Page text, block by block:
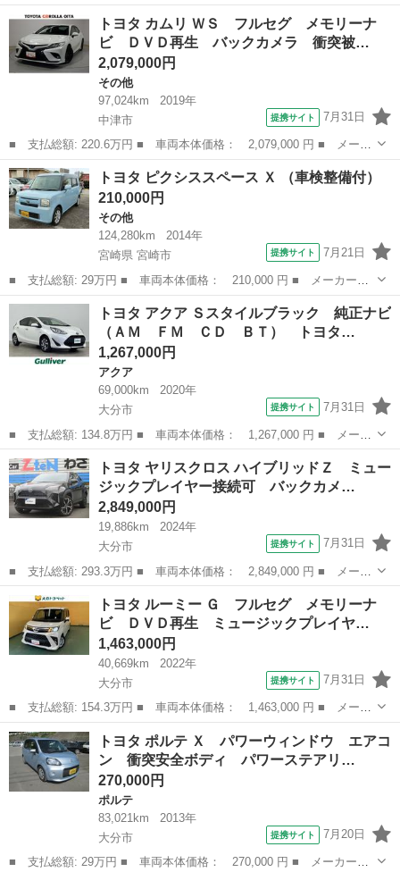
ー名： トヨタ ■ 車種名： ランドクルーザープラド ■ グレード
名： ＴＸ Ｌパッケージ ７０ｔｈアニバーサリーリミテッド 純
正ナビ（...
大分 大分市 ランドクルーザー
トヨタ カムリ ＷＳ フルセグ メモリーナ
ビ ＤＶＤ再生 バックカメラ 衝突被…
2,079,000円
その他
97,024km
2019年
中津市
提携サイト 7月31日
■ 支払総額: 220.6万円 ■ 車両本体価格： 2,079,000 円 ■ メーカ
ー名： トヨタ ■ 車種名： カムリ ■ グレード名： ＷＳ フル
セグ メモリーナビ ＤＶＤ再生 バックカメラ 衝突被害軽減シス
テム Ｅ...
大分 中津市 その他
トヨタ ピクシススペース Ｘ （車検整備付）
210,000円
その他
124,280km
2014年
宮崎県 宮崎市
提携サイト 7月21日
■ 支払総額: 29万円 ■ 車両本体価格： 210,000 円 ■ メーカー
名： トヨタ ■ 車種名： ピクシススペース ■ グレード名： Ｘ
■ 排気量： 660cc ■ ドア枚数： 5D ■ ミッション： CVT ■...
宮崎 宮崎市 その他
トヨタ アクア Ｓスタイルブラック 純正ナビ
（ＡＭ ＦＭ ＣＤ ＢＴ） トヨタ…
1,267,000円
アクア
69,000km
2020年
大分市
提携サイト 7月31日
■ 支払総額: 134.8万円 ■ 車両本体価格： 1,267,000 円 ■ メーカ
ー名： トヨタ ■ 車種名： アクア ■ グレード名： Ｓスタイル
ブラック 純正ナビ（ＡＭ ＦＭ ＣＤ ＢＴ） トヨタセーフティ
センス ...
大分 大分市 アクア
トヨタ ヤリスクロス ハイブリッドＺ ミュー
ジックプレイヤー接続可 バックカメ…
2,849,000円
19,886km
2024年
大分市
提携サイト 7月31日
■ 支払総額: 293.3万円 ■ 車両本体価格： 2,849,000 円 ■ メーカ
ー名： トヨタ ■ 車種名： ヤリスクロス ■ グレード名： ハイ
ブリッドＺ ミュージックプレイヤー接続可 バックカメラ 衝突被
害軽減シ...
大分 大分市 トヨタ
トヨタ ルーミー Ｇ フルセグ メモリーナ
ビ ＤＶＤ再生 ミュージックプレイヤ…
1,463,000円
40,669km
2022年
大分市
提携サイト 7月31日
■ 支払総額: 154.3万円 ■ 車両本体価格： 1,463,000 円 ■ メーカ
ー名： トヨタ ■ 車種名： ルーミー ■ グレード名： Ｇ フル
セグ メモリーナビ ＤＶＤ再生 ミュージックプレイヤー接続可
バックカ...
大分 大分市 トヨタ
トヨタ ポルテ Ｘ パワーウィンドウ エアコ
ン 衝突安全ボディ パワーステアリ…
270,000円
ポルテ
83,021km
2013年
大分市
提携サイト 7月20日
■ 支払総額: 29万円 ■ 車両本体価格： 270,000 円 ■ メーカー